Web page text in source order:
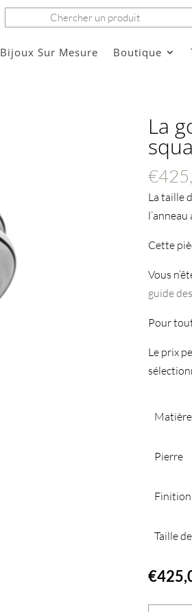
Rechercher:
Bijoux Sur Mesure Boutique
La
€
La taille
Cette
Vous
guide
Pour
Le prix
Matière
Pierre
Finition
Taille
€